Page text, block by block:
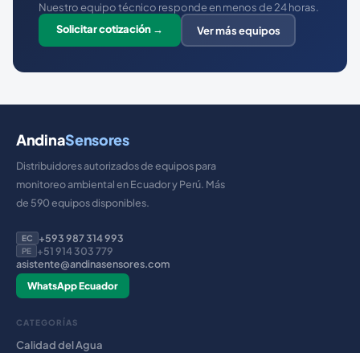
Nuestro equipo técnico responde en menos de 24 horas.
Solicitar cotización →
Ver más equipos
AndinaSensores
Distribuidores autorizados de equipos para
monitoreo ambiental en Ecuador y Perú. Más
de 590 equipos disponibles.
EC +593 987 314 993
PE
+51 914 303 779
asistente@andinasensores.com
WhatsApp Ecuador
CATEGORÍAS
Calidad del Agua